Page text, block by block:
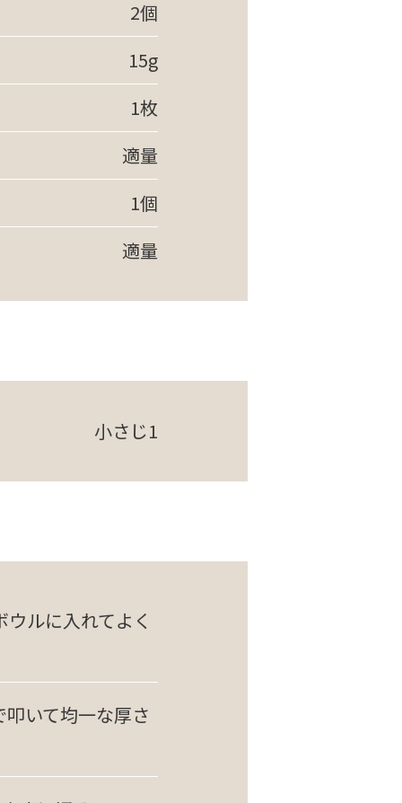
2個
15g
1枚
適量
1個
適量
小さじ1
ルに入れてよく
いて均一な厚さ